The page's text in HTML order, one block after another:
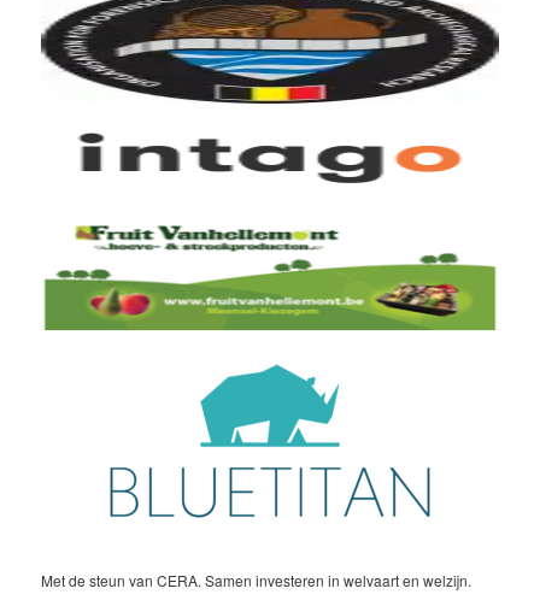
Met de steun van CERA. Samen investeren in welvaart en welzijn.